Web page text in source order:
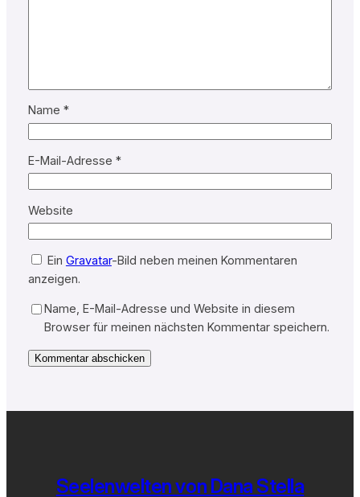
Name *
E-Mail-Adresse *
Website
Ein Gravatar-Bild neben meinen Kommentaren
anzeigen.
Name, E-Mail-Adresse und Website in diesem
Browser für meinen nächsten Kommentar speichern.
Seelenwelten von Dana Stella